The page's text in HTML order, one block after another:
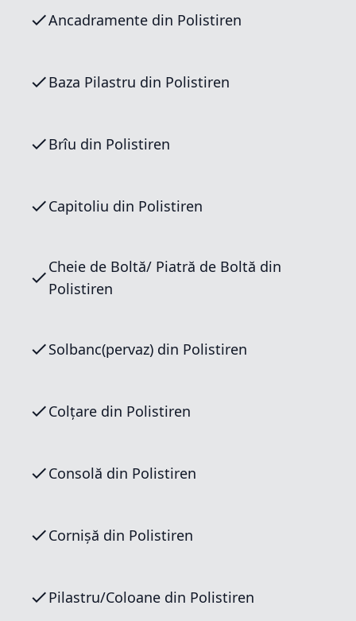
Ancadramente din Polistiren
Baza Pilastru din Polistiren
Brîu din Polistiren
Capitoliu din Polistiren
Cheie de Boltă/ Piatră de Boltă din
Polistiren
Solbanc(pervaz) din Polistiren
Colțare din Polistiren
Consolă din Polistiren
Cornișă din Polistiren
Pilastru/Coloane din Polistiren